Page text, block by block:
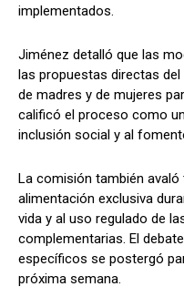
implementados.
Jiménez detalló que las
las propuestas directas
de madres y de mujeres
calificó el proceso como
inclusión social y al
La comisión también
alimentación exclusiva
vida y al uso regulado de
complementarias. El
específicos se postergó
próxima semana.